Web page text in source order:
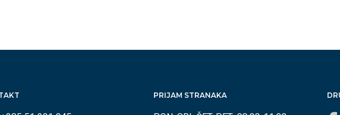
PRIJAM STRANAKA